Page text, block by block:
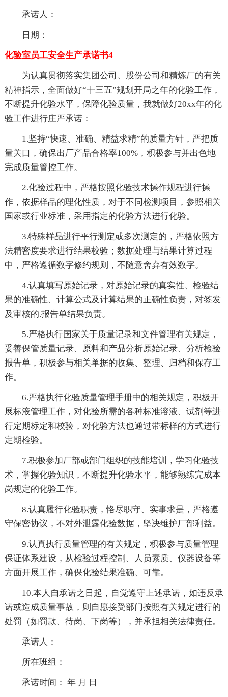
承诺人：
日期：
化验室员工安全生产承诺书4
为认真贯彻落实集团公司、股份公司和精炼厂的有关
精神指示，全面做好“十三五”规划开局之年的化验工作，
不断提升化验水平，保障化验质量，我就做好20xx年的化
验工作进行庄严承诺：
1.坚持“快速、准确、精益求精”的质量方针，严把质
量关口，确保出厂产品合格率100%，积极参与并出色地
完成质量管控工作。
2.化验过程中，严格按照化验技术操作规程进行操
作，依据样品的理化性质，对于不同检测项目，参照相关
国家或行业标准，采用指定的化验方法进行化验。
3.特殊样品进行平行测定或多次测定的，严格依照方
法精密度要求进行结果校验；数据处理与结果计算过程
中，严格遵循数字修约规则，不随意舍弃有效数字。
4.认真填写原始记录，对原始记录的真实性、检验结
果的准确性、计算公式及计算结果的正确性负责，对签发
及审核的.报告单结果负责。
5.严格执行国家关于质量记录和文件管理有关规定，
妥善保管质量记录、原料和产品分析原始记录、分析检验
报告单，积极参与相关单据的收集、整理、归档和保存工
作。
6.严格执行化验质量管理手册中的相关规定，积极开
展标液管理工作，对化验所需的各种标准溶液、试剂等进
行定期标定和校验，对化验方法也通过带标样的方式进行
定期检验。
7.积极参加厂部或部门组织的技能培训，学习化验技
术，掌握化验知识，不断提升化验水平，能够熟练完成本
岗规定的化验工作。
8.认真履行化验职责，恪尽职守、实事求是，严格遵
守保密协议，不对外泄露化验数据，坚决维护厂部利益。
9.认真执行质量管理的有关规定，积极参与质量管理
保证体系建设，从检验过程控制、人员素质、仪器设备等
方面开展工作，确保化验结果准确、可靠。
10.本人自承诺之日起，自觉遵守上述承诺，如违反承
诺或造成质量事故，则自愿接受部门按照有关规定进行的
处罚（如罚款、待岗、下岗等），并承担相关法律责任。
承诺人：
所在班组：
承诺时间： 年 月 日